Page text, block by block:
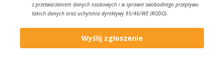
z przetwarzaniem danych osobowych i w sprawie swobodnego przepływu
takich danych oraz uchylenia dyrektywy 95/46/WE (RODO).
Wyślij zgłoszenie